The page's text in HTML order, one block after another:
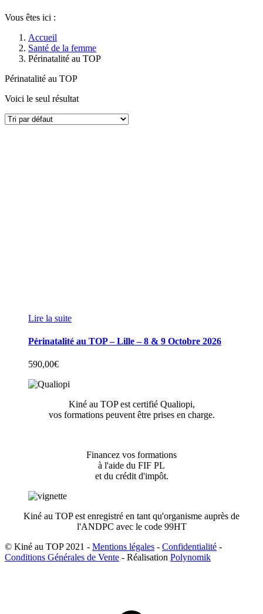
Vous êtes ici :
Accueil
Santé de la femme
Périnatalité au TOP
Périnatalité au TOP
Voici le seul résultat
Lire la suite
Périnatalité au TOP – Lille – 8 & 9 Octobre 2026
590,00€
Kiné au TOP est certifié Qualiopi,
vos formations peuvent être prises en charge.
Financez vos formations
à l'aide du FIF PL
et du crédit d'impôt.
Kiné au TOP est enregistré en tant qu'organisme auprès de
l'ANDPC avec le code 99HT
© Kiné au TOP 2021 - Mentions légales - Confidentialité -
Conditions Générales de Vente - Réalisation Polynomik